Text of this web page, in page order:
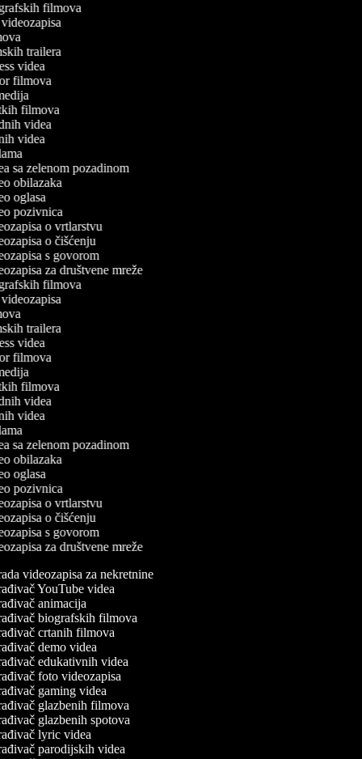
filmova
videozapisa
trailera
videa
filmova
filmova
videa
videa
sa zelenom pozadinom
obilazaka
oglasa
pozivnica
o vrtlarstvu
o čišćenju
s govorom
za društvene mreže
filmova
videozapisa
trailera
videa
filmova
filmova
videa
videa
sa zelenom pozadinom
obilazaka
oglasa
pozivnica
o vrtlarstvu
o čišćenju
s govorom
za društvene mreže
videozapisa za nekretnine
YouTube videa
animacija
biografskih filmova
crtanih filmova
demo videa
edukativnih videa
foto videozapisa
gaming videa
glazbenih filmova
glazbenih spotova
lyric videa
parodijskih videa